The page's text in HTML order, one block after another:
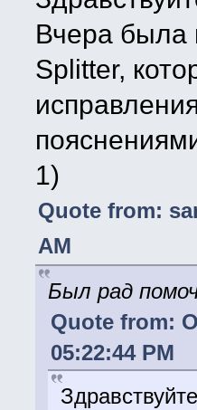
Вчера была
Splitter,
1)
Quote from:
AM
Был рад
Quote from:
05:22:44 PM